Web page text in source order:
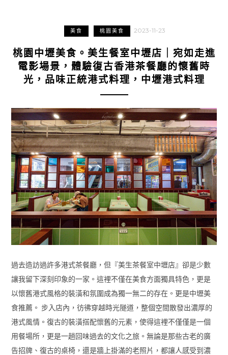
美食 桃園美食 2023-11-23
桃園中壢美食。美生餐室中壢店｜宛如走進
電影場景，體驗復古香港茶餐廳的懷舊時
光，品味正統港式料理，中壢港式料理
過去造訪過許多港式茶餐廳，但『美生茶餐室中壢店』卻是少數
讓我留下深刻印象的一家。這裡不僅在美食方面獨具特色，更是
以懷舊港式風格的裝潢和氛圍成為獨一無二的存在。更是中壢美
食推薦。 步入店內，彷彿穿越時光隧道，整個空間散發出濃厚的
港式風情。復古的裝潢搭配懷舊的元素，使得這裡不僅僅是一個
用餐場所，更是一趟回味過去的文化之旅。無論是那些古老的廣
告招牌、復古的桌椅，還是牆上掛滿的老照片，都讓人感受到濃